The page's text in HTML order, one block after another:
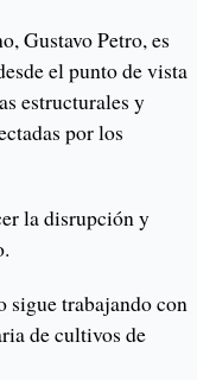
Gustavo Petro, es
el punto de vista
estructurales y
por los
la disrupción y
sigue trabajando con
de cultivos de